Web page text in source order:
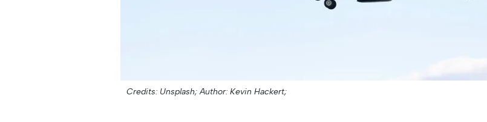
Credits: Unsplash; Author: Kevin Hackert;